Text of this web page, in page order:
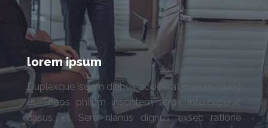
lorem ipsum
Duplexque isdem diebus acciderat malum, quod
et Theos philum insontem atrox interceperat
casus, et Sere nianus dignus exsec ratione